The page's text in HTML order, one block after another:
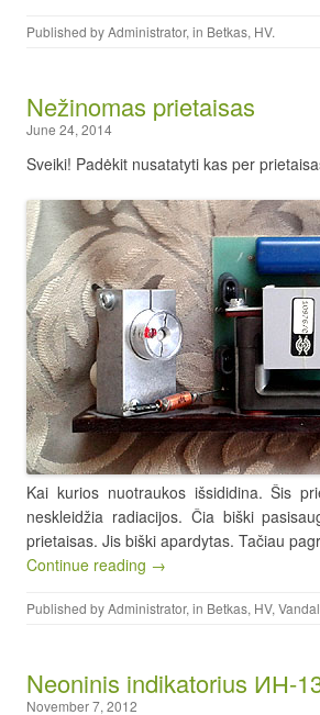
Published byAdministrator, in Betkas, HV.
Nežinomas prietaisas
June 24, 2014
Sveiki! Padėkit nusatatyti kas per
Kai kurios nuotraukos išsididina. Šis
neskleidžia radiacijos. Čia biški
prietaisas. Jis biški apardytas. Tačiau
Continue reading →
Published byAdministrator, in Betkas, HV,
Neoninis indikatorius ИН-
November 7, 2012